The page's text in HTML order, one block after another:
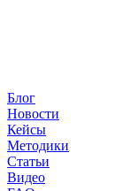
Блог
Новости
Кейсы
Методики
Статьи
Видео